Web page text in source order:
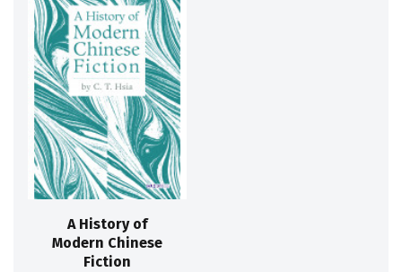
A History of
Modern Chinese
Fiction